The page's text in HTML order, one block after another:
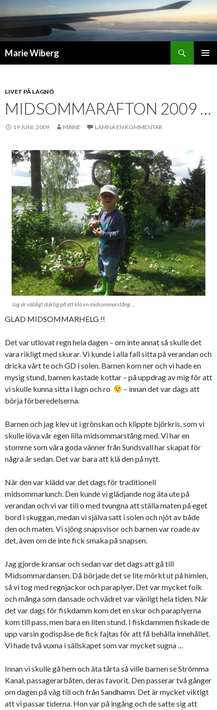
Marie Wiberg
LIVET PÅ LAGNÖ
MIDSOMMARAFTON 2009 …
19 JUNI, 2009 MARIE LÄMNA EN KOMMENTAR
Jag är väldigt duktig på att klä en midsommarstång ...
GLAD MIDSOMMARHELG !!
Det var utlovat regn hela dagen – om inte annat så skulle det
vara rikligt med skurar. Vi kunde i alla fall sitta på verandan och
dricka vårt te och GD i solen. Barnen kom ner och vi hade en
mysig stund, barnen kastade kottar – på uppdrag av mig för att
vi skulle kunna sitta i lugn och ro
– innan det var dags att
börja förberedelserna.
Barnen och jag klev ut i grönskan och klippte björkris, som vi
skulle löva vår egen lilla midsommarstång med. Vi har en
stomme som våra goda vänner från Sundsvall har skapat för
några år sedan. Det var bara att klä den på nytt.
När den var klädd var det dags för traditionell
midsommarlunch. Den kunde vi glädjande nog äta ute på
verandan och vi var till o med tvungna att ställa maten på eget
bord i skuggan, medan vi själva satt i solen och njöt av både
den och maten. Vi sjöng snapsvisor och barnen var roade av
det, även om de inte fick smaka på snapsen.
Jag gjorde kransar och sedan var det dags att gå till
Midsommardansen. Då började det se lite mörkt ut på himlen,
så vi tog med regnjackor och paraplyer. Det var mycket folk
och många som dansade och vädret var vänligt hela tiden. När
det var dags för fiskdamm kom det en skur och paraplyerna
kom till pass, men bara en liten stund. I fiskdammen fiskade de
upp varsin godispåse de fick fajtas för att få behålla innehållet.
Vi hade två vuxna i sällskapet som var mycket sugna …
Innan vi skulle gå hem och äta tårta så ville barnen se Strömma
Kanal, passagerarbåten, deras favorit. Den passerar två gånger
om dagen på väg till och från Sandhamn. Det är mycket viktigt
att vi passar tiderna. Hon var på ingång och de satte sig att